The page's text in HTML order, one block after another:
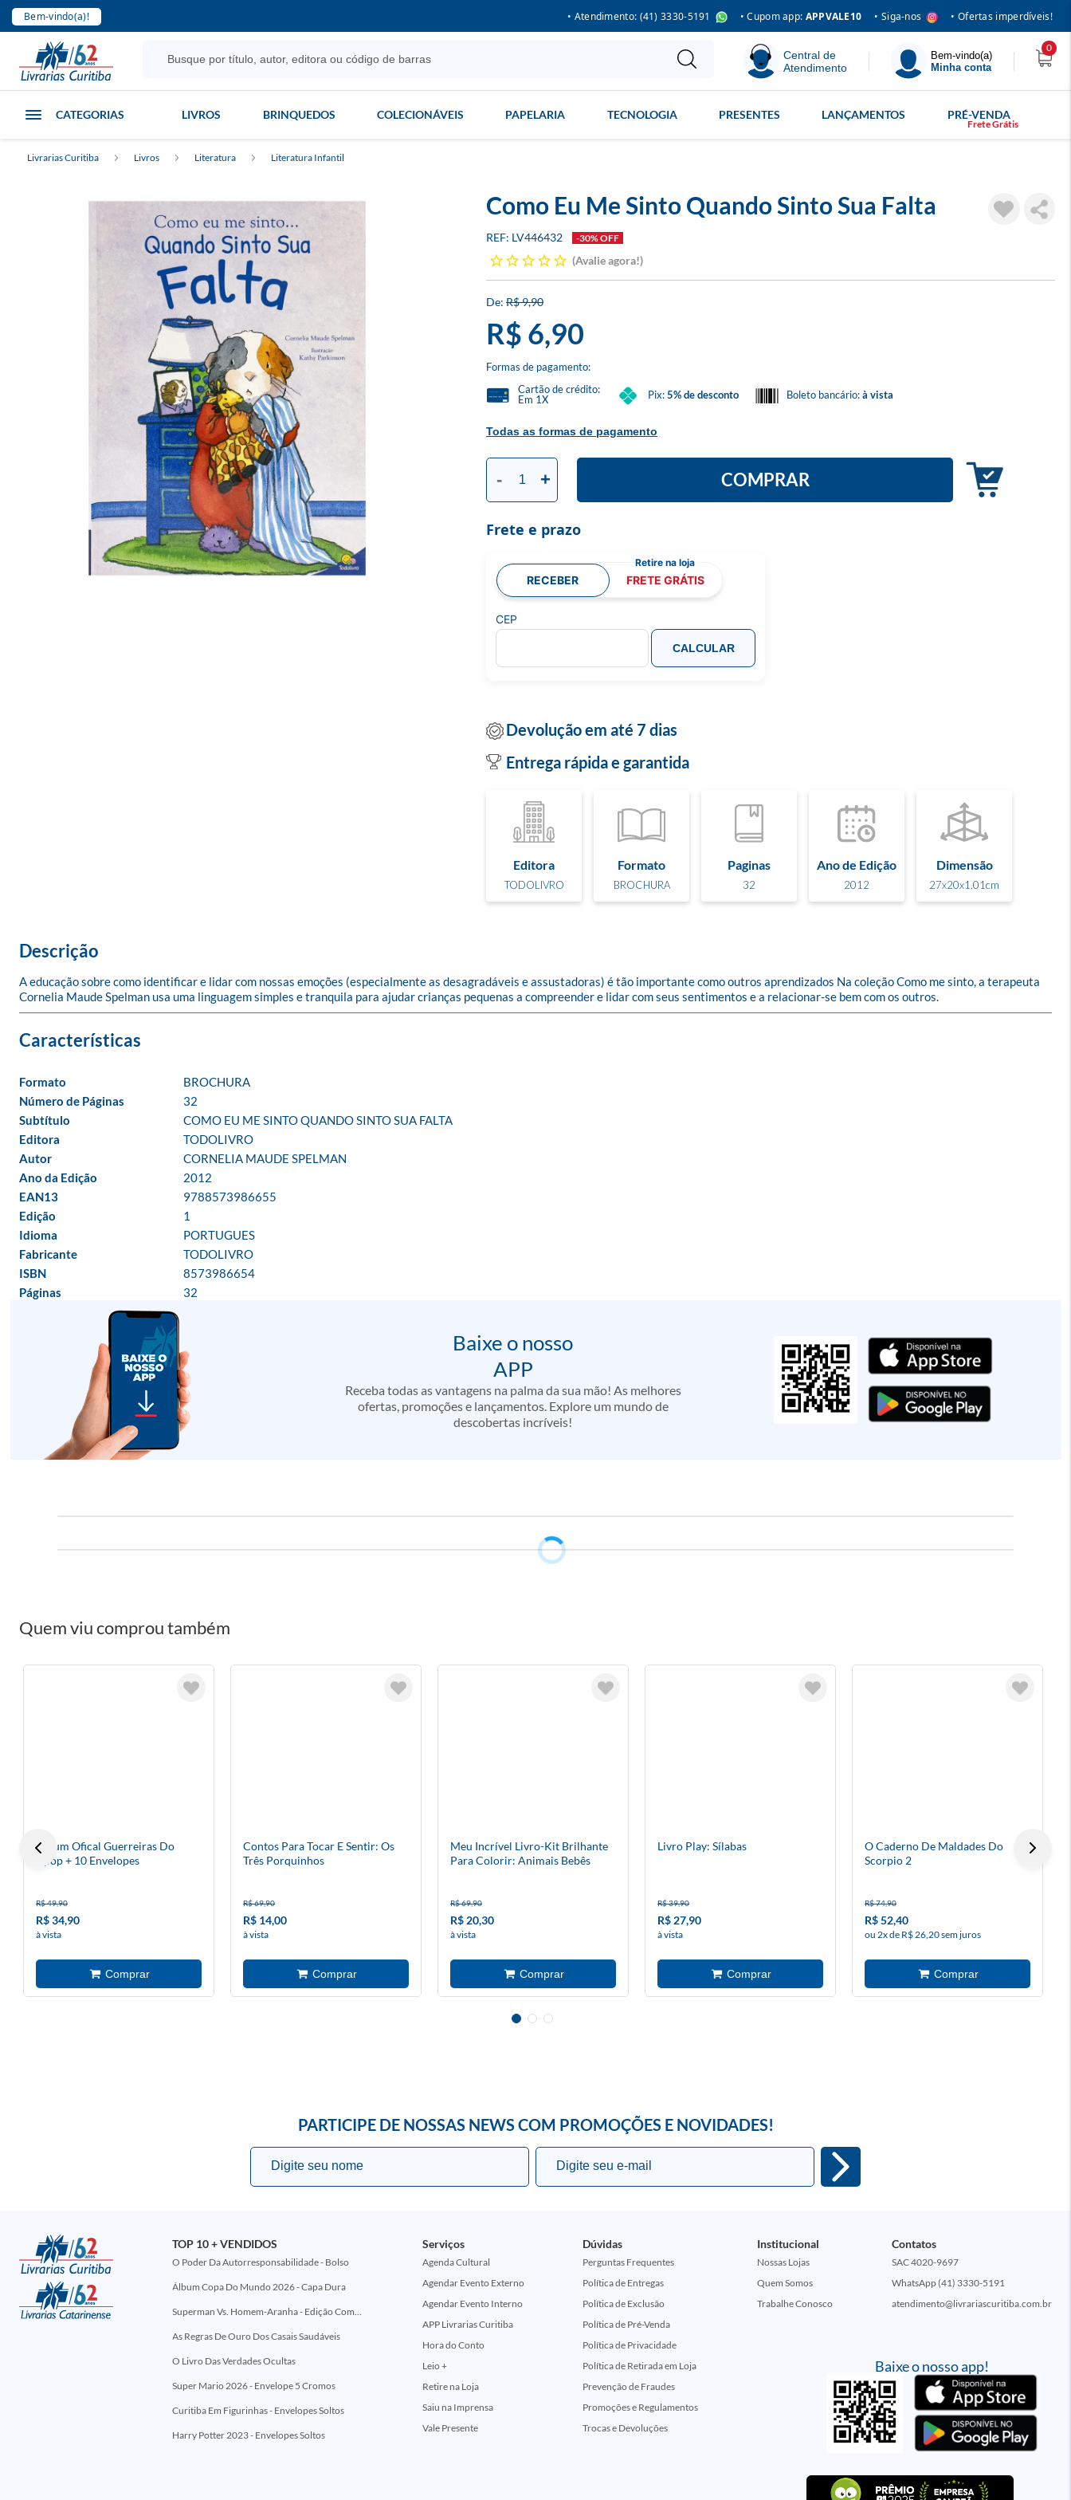
Bem-vindo(a)! • Atendimento: (41) 3330-5191 • Cupom app: APPVALE10 • Siga-nos • Ofertas imperdíveis!
Central de
Atendimento
Bem-vindo(a)
Minha conta
0
CATEGORIAS LIVROS BRINQUEDOS COLECIONÁVEIS PAPELARIA TECNOLOGIA PRESENTES LANÇAMENTOS PRÉ-VENDA
Livrarias Curitiba Livros Literatura Literatura Infantil
Como Eu Me Sinto Quando Sinto Sua Falta
LV446432 -30% OFF
Avalie agora!
R$ 9,90
R$ 6,90
Formas de pagamento:
Todas as formas de pagamento
Cartão de crédito:
Em 1X
Pix:5% de desconto Boleto bancário:à vista
- + COMPRAR
Frete e prazo
RECEBER FRETE GRÁTIS
CEP
CALCULAR
Devolução em até 7 dias
Entrega rápida e garantida
Editora
TODOLIVRO
Formato
BROCHURA
Paginas
32
Ano de Edição
2012
Dimensão
27x20x1.01cm
Descrição
A educação sobre como identificar e lidar com nossas emoções (especialmente as desagradáveis e assustadoras) é tão importante como outros aprendizados Na coleção Como me sinto, a terapeuta
Cornelia Maude Spelman usa uma linguagem simples e tranquila para ajudar crianças pequenas a compreender e lidar com seus sentimentos e a relacionar-se bem com os outros.
Formato
BROCHURA
Número de Páginas
32
Subtítulo
COMO EU ME SINTO QUANDO SINTO SUA FALTA
Editora
TODOLIVRO
Autor
CORNELIA MAUDE SPELMAN
Ano da Edição
2012
EAN13
9788573986655
Edição
1
Idioma
PORTUGUES
Fabricante
TODOLIVRO
ISBN
8573986654
Páginas
32
Baixe o nosso
APP
Receba todas as vantagens na palma da sua mão! As melhores
ofertas, promoções e lançamentos. Explore um mundo de
descobertas incríveis!
Quem viu comprou também
Àlbum Ofical Guerreiras Do
Kpop + 10 Envelopes
R$ 49,90
R$ 34,90
à vista
Contos Para Tocar E Sentir: Os
Três Porquinhos
R$ 69,90
R$ 14,00
à vista
Meu Incrível Livro-Kit Brilhante
Para Colorir: Animais Bebês
R$ 69,90
R$ 20,30
à vista
Livro Play: Sílabas
R$ 39,90
R$ 27,90
à vista
O Caderno De Maldades Do
Scorpio 2
R$ 74,90
R$ 52,40
ou 2x de R$ 26,20 sem juros
PARTICIPE DE NOSSAS NEWS COM PROMOÇÕES E NOVIDADES!
Baixe o nosso app!
TOP 10 + VENDIDOS
O Poder Da Autorresponsabilidade - Bolso
Álbum Copa Do Mundo 2026 - Capa Dura
Superman Vs. Homem-Aranha - Edição Comemorativa 50 Anos (Encontros Clássicos Dc E Marvel)
As Regras De Ouro Dos Casais Saudáveis
O Livro Das Verdades Ocultas
Super Mario 2026 - Envelope 5 Cromos
Curitiba Em Figurinhas - Envelopes Soltos
Harry Potter 2023 - Envelopes Soltos
Serviços
Agenda Cultural
Agendar Evento Externo
Agendar Evento Interno
APP Livrarias Curitiba
Hora do Conto
Leio +
Retire na Loja
Saiu na Imprensa
Vale Presente
Dúvidas
Perguntas Frequentes
Política de Entregas
Política de Exclusão
Política de Pré-Venda
Política de Privacidade
Política de Retirada em Loja
Prevenção de Fraudes
Promoções e Regulamentos
Trocas e Devoluções
Institucional
Nossas Lojas
Quem Somos
Trabalhe Conosco
Contatos
SAC 4020-9697
WhatsApp (41) 3330-5191
atendimento@livrariascuritiba.com.br